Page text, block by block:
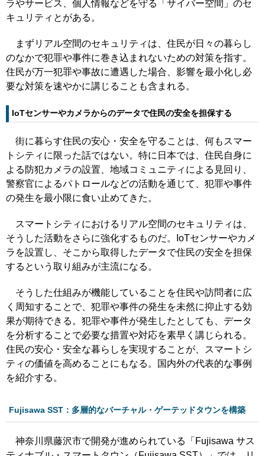
ラやサービス、個人情報などを守る「サイバー空間」のセ
キュリティとがある。
まずリアル空間のセキュリティは、住民が日々の暮らし
のなかで犯罪や事件に巻き込まれないための対策を指す。
住民が万一犯罪や事故に遭遇した場合、影響を最小化し必
要な対策を速やかに講じることも含まれる。
IoTセンサーやカメラからのデータで住民の安全を担保する
街に暮らす住民の安心・安全を守ることは、何もスマー
トシティに限った話ではない。特に日本では、住民自身に
よる防犯カメラの設置、地域コミュニティによる見回り、
警察官によるパトロールなどの活動を通じて、犯罪や事件
の発生を最小限に食い止めてきた。
スマートシティにおけるリアル空間のセキュリティは、
そうした活動をさらに強化するものだ。IoTセンサーやカメ
ラを設置し、そこから取得したデータで住民の安全を担保
するという取り組みが主流になる。
そうした仕組みが機能していることを住民や訪問者に広
く周知することで、犯罪や事件の発生を未然に抑止する効
果が期待できる。犯罪や事件が発生したとしても、データ
を分析することで必要な措置や対応を素早く講じられる。
住民の安心・安全な暮らしを実現することが、スマートシ
ティの価値を高めることにもなる。国内外の代表的な事例
を紹介する。
Fujisawa SST：多層的なバーチャル・ゲーテッドタウンを構築
神奈川県藤沢市で開発が進められている「Fujisawa サス